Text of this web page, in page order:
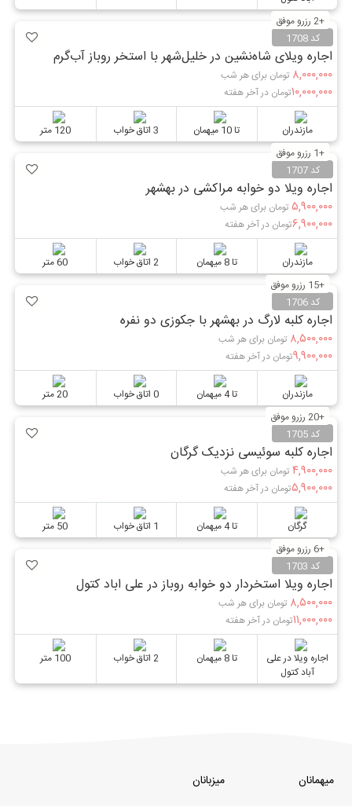
کد 1708
+2 رزرو موفق
اجاره ویلای شاه‌نشین در خلیل‌شهر با استخر روباز آب‌گرم
۸,۰۰۰,۰۰۰ تومان برای هر شب
۱۰,۰۰۰,۰۰۰تومان در آخر هفته
مازندران تا 10 میهمان 3 اتاق خواب 120 متر
کد 1707
+1 رزرو موفق
اجاره ویلا دو خوابه مراکشی در بهشهر
۵,۹۰۰,۰۰۰ تومان برای هر شب
۶,۹۰۰,۰۰۰تومان در آخر هفته
مازندران تا 8 میهمان 2 اتاق خواب 60 متر
کد 1706
+15 رزرو موفق
اجاره کلبه لارگ در بهشهر با جکوزی دو نفره
۸,۵۰۰,۰۰۰ تومان برای هر شب
۹,۹۰۰,۰۰۰تومان در آخر هفته
مازندران تا 4 میهمان 0 اتاق خواب 20 متر
کد 1705
+20 رزرو موفق
اجاره کلبه سوئیسی نزدیک گرگان
۴,۹۰۰,۰۰۰ تومان برای هر شب
۵,۹۰۰,۰۰۰تومان در آخر هفته
گرگان تا 4 میهمان 1 اتاق خواب 50 متر
کد 1703
+6 رزرو موفق
اجاره ویلا استخردار دو خوابه روباز در علی اباد کتول
۸,۵۰۰,۰۰۰ تومان برای هر شب
۱۱,۰۰۰,۰۰۰تومان در آخر هفته
اجاره ویلا در علی
آباد کتول
تا 8 میهمان 2 اتاق خواب 100 متر
میهمانان میزبانان